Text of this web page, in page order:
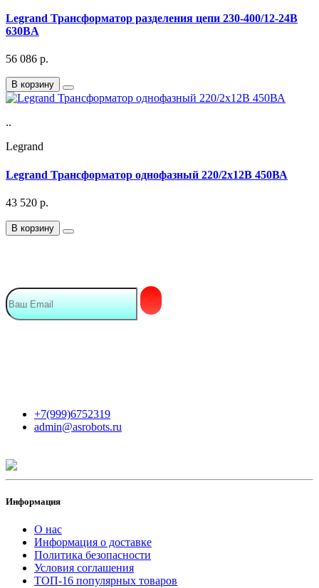
Legrand Трансформатор разделения цепи 230-400/12-24В
630ВA
56 086 р.
В корзину
..
Legrand
Legrand Трансформатор однофазный 220/2х12В 450ВА
43 520 р.
В корзину
+7(999)6752319
admin@asrobots.ru
Информация
О нас
Информация о доставке
Политика безопасности
Условия соглашения
ТОП-16 популярных товаров